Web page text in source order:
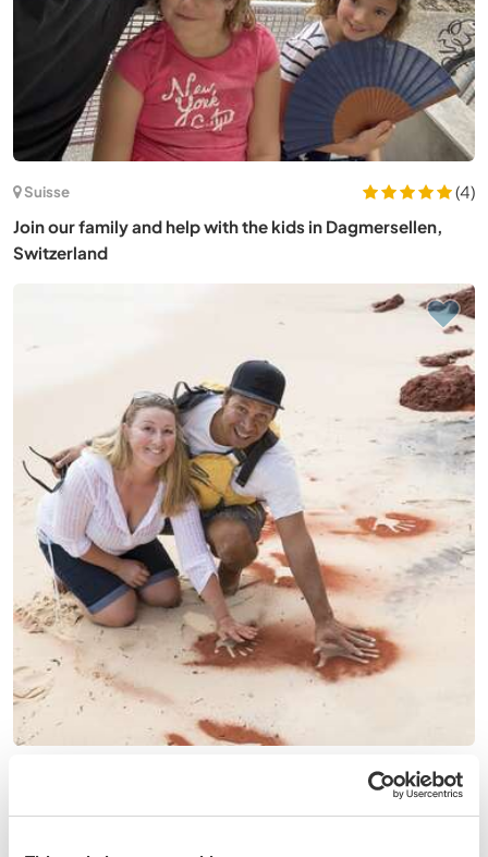
Suisse
(4)
Join our family and help with the kids in Dagmersellen,
Switzerland
(2)